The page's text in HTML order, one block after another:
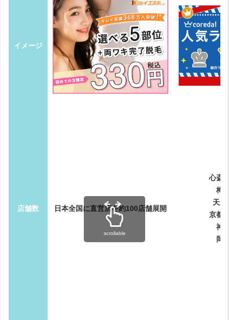
イメージ
店舗数 日本全国に直営店を約100店舗展開
心斎
梅
天王
京都
神
岡
scrollable